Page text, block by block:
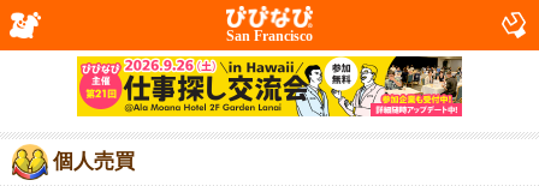
San Francisco
個人売買